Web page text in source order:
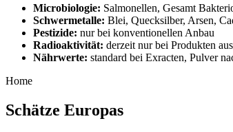
Microbiologie: Salmonellen, Gesamt
Schwermetalle: Blei, Quecksilber, Arsen,
Pestizide: nur bei konventionellen Anbau
Radioaktivität: derzeit nur bei Produkten
Nährwerte: standard bei Exracten, Pulver
Home
Schätze Europas